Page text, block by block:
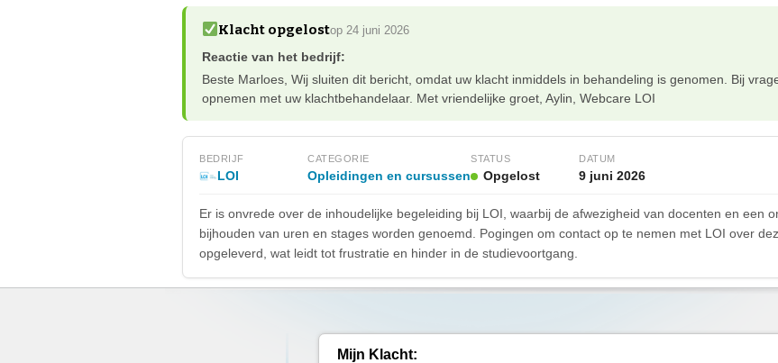
Klacht opgelostop 24 juni 2026
Reactie van het bedrijf:
Beste Marloes, Wij sluiten dit bericht, omdat uw klacht inmiddels in behandeling is genomen. Bij
opnemen met uw klachtbehandelaar. Met vriendelijke groet, Aylin, Webcare LOI
BEDRIJF
LOI
CATEGORIE
Opleidingen en cursussen
STATUS
Opgelost
DATUM
9 juni 2026
Er is onvrede over de inhoudelijke begeleiding bij LOI, waarbij de afwezigheid van docenten en een
bijhouden van uren en stages worden genoemd. Pogingen om contact op te nemen met LOI over
opgeleverd, wat leidt tot frustratie en hinder in de studievoortgang.
Mijn Klacht: